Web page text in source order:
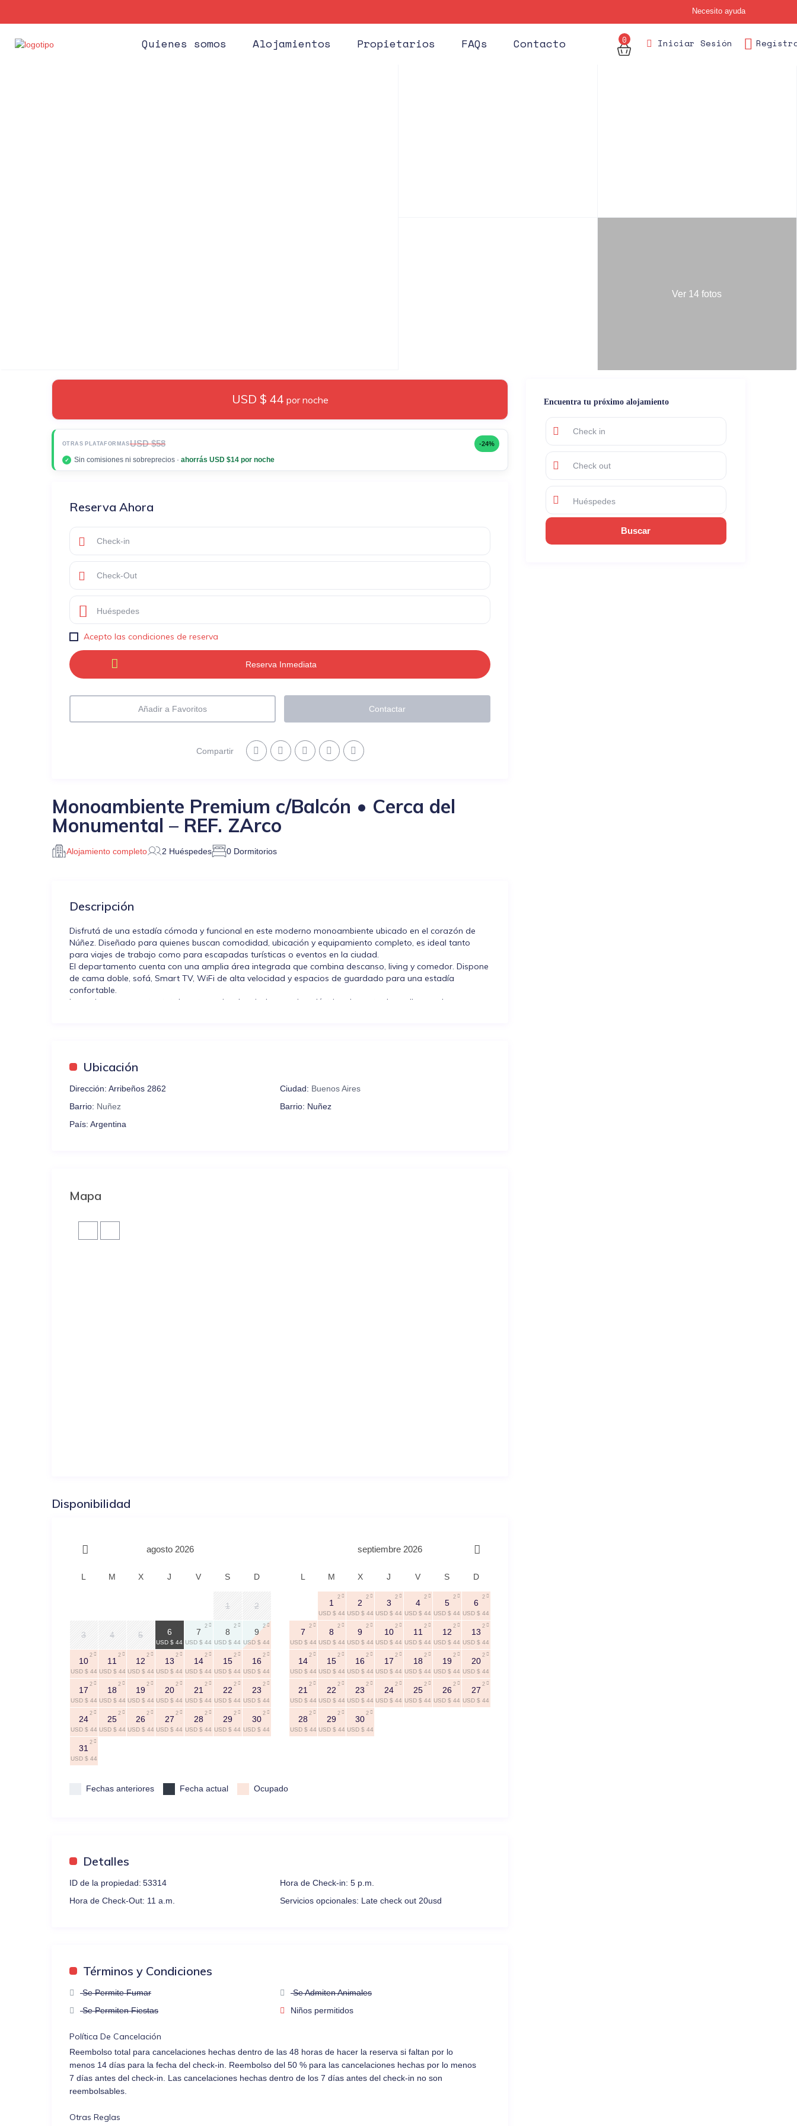
Necesito ayuda
0 Iniciar Sesión
Quienes somos Alojamientos Propietarios FAQs Contacto
Ver 14 fotos
USD $ 44 por noche
OTRAS PLATAFORMASUSD $58 -24%
✓ Sin comisiones ni sobreprecios · ahorrás USD $14 por noche
Reserva Ahora
Huéspedes
Acepto las condiciones de reserva
Añadir a Favoritos Contactar
Compartir
Monoambiente Premium c/Balcón • Cerca del
Monumental – REF. ZArco
Alojamiento completo 2 Huéspedes 0 Dormitorios
Descripción
Disfrutá de una estadía cómoda y funcional en este moderno monoambiente ubicado en el corazón de
Núñez. Diseñado para quienes buscan comodidad, ubicación y equipamiento completo, es ideal tanto
para viajes de trabajo como para escapadas turísticas o eventos en la ciudad.
El departamento cuenta con una amplia área integrada que combina descanso, living y comedor. Dispone
de cama doble, sofá, Smart TV, WiFi de alta velocidad y espacios de guardado para una estadía
confortable.
La cocina se encuentra totalmente equipada e incluye cocina eléctrica de cuatro hornallas con horno,
El edificio dispone de laundry y el departamento cuenta con tender para secado de ropa. Se provee ropa
de cama y toallas para todos los huéspedes.
El ingreso y la salida son autónomos, permitiendo una llegada flexible y sin complicaciones.
Ubicación
Dirección: Arribeños 2862 Ciudad: Buenos Aires
Barrio: Nuñez Barrio: Nuñez
País: Argentina
Mapa
Disponibilidad
agosto 2026
L M X J V S D
1 2
3 4 5 6
USD $ 44
7
USD $ 44
2
8
USD $ 44
2
9
USD $ 44
2
10
USD $ 44
2
11
USD $ 44
2
12
USD $ 44
2
13
USD $ 44
2
14
USD $ 44
2
15
USD $ 44
2
16
USD $ 44
2
17
USD $ 44
2
18
USD $ 44
2
19
USD $ 44
2
20
USD $ 44
2
21
USD $ 44
2
22
USD $ 44
2
23
USD $ 44
2
24
USD $ 44
2
25
USD $ 44
2
26
USD $ 44
2
27
USD $ 44
2
28
USD $ 44
2
29
USD $ 44
2
30
USD $ 44
2
31
USD $ 44
2
septiembre 2026
L M X J V S D
1
USD $ 44
2
2
USD $ 44
2
3
USD $ 44
2
4
USD $ 44
2
5
USD $ 44
2
6
USD $ 44
2
7
USD $ 44
2
8
USD $ 44
2
9
USD $ 44
2
10
USD $ 44
2
11
USD $ 44
2
12
USD $ 44
2
13
USD $ 44
2
14
USD $ 44
2
15
USD $ 44
2
16
USD $ 44
2
17
USD $ 44
2
18
USD $ 44
2
19
USD $ 44
2
20
USD $ 44
2
21
USD $ 44
2
22
USD $ 44
2
23
USD $ 44
2
24
USD $ 44
2
25
USD $ 44
2
26
USD $ 44
2
27
USD $ 44
2
28
USD $ 44
2
29
USD $ 44
2
30
USD $ 44
2
Fechas anteriores Fecha actual Ocupado
Detalles
ID de la propiedad: 53314 Hora de Check-in: 5 p.m.
Hora de Check-Out: 11 a.m. Servicios opcionales: Late check out 20usd
Términos y Condiciones
Se Permite Fumar
Se Admiten Animales
Se Permiten Fiestas
Niños permitidos
Política De Cancelación
Reembolso total para cancelaciones hechas dentro de las 48 horas de hacer la reserva si faltan por lo
menos 14 días para la fecha del check-in. Reembolso del 50 % para las cancelaciones hechas por lo menos
7 días antes del check-in. Las cancelaciones hechas dentro de los 7 días antes del check-in no son
reembolsables.
Otras Reglas
Encuentra tu próximo alojamiento
Huéspedes